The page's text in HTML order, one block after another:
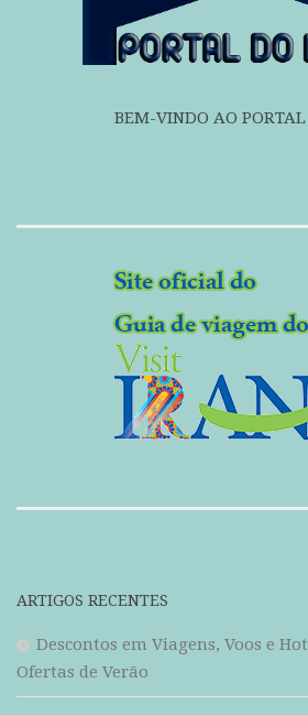
BEM-VINDO AO
ARTIGOS RECENTES
Descontos em Viagens, Voos e
Ofertas de Verão